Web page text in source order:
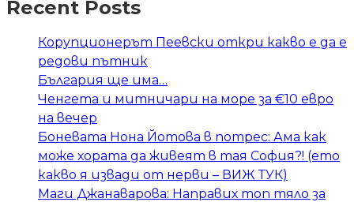
Recent Posts
Корупционерът Пеевски откри какво е да е
редови пътник
България ще има…
Ченгета и митничари на море за €10 евро
на вечер
Боневата Нона Йотова в потрес: Ама как
може хората да живеят в тая София?! (ето
какво я извади от нерви – ВИЖ ТУК)
Маги Джанаварова: Направих топ тяло за